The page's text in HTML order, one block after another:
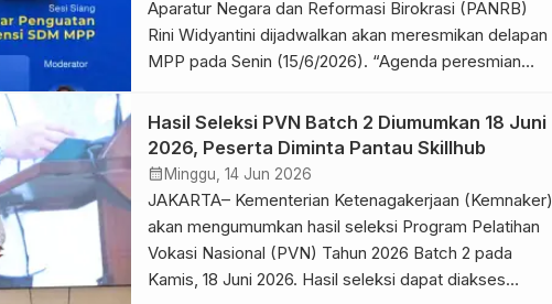
Aparatur Negara dan Reformasi Birokrasi (PANRB)
Rini Widyantini dijadwalkan akan meresmikan delapan
MPP pada Senin (15/6/2026). “Agenda peresmian
menjadi wujud nyata komitmen pemerintah dalam
meningkatkan kualitas pelayanan publik melalui
penyederhanaan proses layanan, integrasi layanan
lintas sektor, serta kemudahan masyarakat dalam
mengakses layanan,” kata Deputi Bidang […]
Hasil Seleksi PVN Batch 2 Diumumkan 18 Juni
2026, Peserta Diminta Pantau Skillhub
calendar_month Minggu, 14 Jun 2026
JAKARTA– Kementerian Ketenagakerjaan (Kemnaker)
akan mengumumkan hasil seleksi Program Pelatihan
Vokasi Nasional (PVN) Tahun 2026 Batch 2 pada
Kamis, 18 Juni 2026. Hasil seleksi dapat diakses